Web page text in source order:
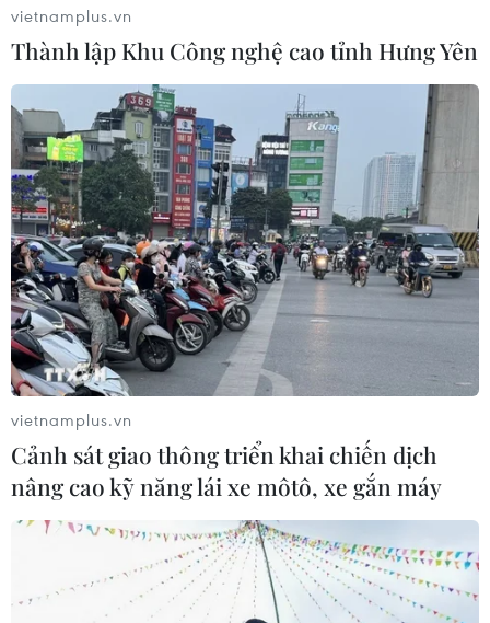
vietnamplus.vn
Thành lập Khu Công nghệ cao tỉnh Hưng Yên
vietnamplus.vn
Cảnh sát giao thông triển khai chiến dịch
nâng cao kỹ năng lái xe môtô, xe gắn máy